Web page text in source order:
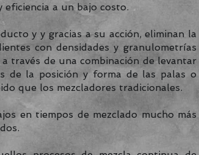
eficiencia a un bajo costo.
y y gracias a su acción, eliminan la
con densidades y granulometrías
través de una combinación de levantar
de la posición y forma de las palas o
que los mezcladores tradicionales.
en tiempos de mezclado mucho más